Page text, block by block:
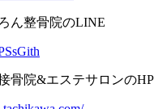
ん整骨院のLINE
骨院&エステサロンのHP